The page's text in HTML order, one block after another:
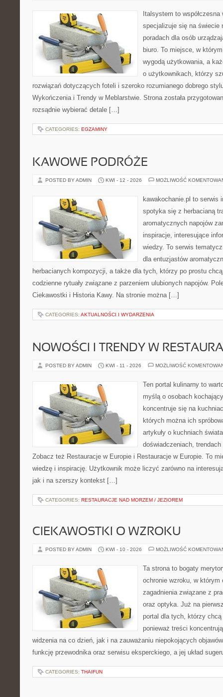
Italsystem to
specjalizuje się na świecie
poradach dla osób
biuro. To miejsce, w
wygodą użytkowania, a
o użytkownikach, którzy
rozwiązań dotyczących foteli i szeroko rozumianego dobrego
Wykończenia i Trendy w Meblarstwie. Strona została
rozsądnie wybierać detale […]
CATEGORIES: EGZAMINY
KAWOWE PODRÓŻE
POSTED BY ADMIN KWI - 12 - 2026 MOŻLIWOŚĆ
kawakochanie.pl to serwis
spotyka się z herbacianą
aromatycznych napojów
inspiracje, interesujące
wiedzy. To serwis
dla entuzjastów
herbacianych kompozycji, a także dla tych, którzy po prostu
codzienne rytuały związane z parzeniem ulubionych napojów.
Ciekawostki i Historia Kawy. Na stronie można […]
CATEGORIES: AKTUALNOŚCI I WYDARZENIA
NOWOŚCI I TRENDY W
POSTED BY ADMIN KWI - 11 - 2026 MOŻLIWOŚĆ
Ten portal kulinarny to
myślą o osobach
koncentruje się na
których można ich
artykuły o kuchniach
doświadczeniach,
Zobacz też Restauracje w Europie i Restauracje w Europie. To
wiedzę i inspirację. Użytkownik może liczyć zarówno na
jak i na szerszy kontekst […]
CATEGORIES: RESTAURACJE NAD MORZEM / JEZIOREM
CIEKAWOSTKI O WZROKU
POSTED BY ADMIN KWI - 10 - 2026 MOŻLIWOŚĆ
Ta strona to bogaty
ochronie wzroku, w
zagadnienia związane z
oraz optyka. Już na
portal dla tych, którzy
ponieważ treści
widzenia na co dzień, jak i na zauważaniu niepokojących
funkcję przewodnika oraz serwisu eksperckiego, a jej układ
CATEGORIES: THAIFUN